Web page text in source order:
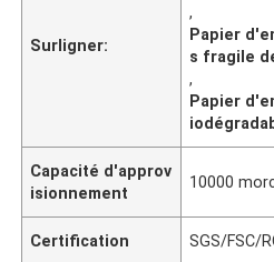
Surligner:
,
Papier
s fragile
,
Papier
Capacité d'approv
isionnement
10000
Certification SGS/FSC/